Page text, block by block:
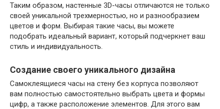
Таким образом, настенные 3D-часы отличаются не только
своей уникальной трехмерностью, но и разнообразием
цветов и форм. Выбирая такие часы, вы можете
подобрать идеальный вариант, который подчеркнет ваш
стиль и индивидуальность.
Создание своего уникального дизайна
Самоклеящиеся часы на стену без корпуса позволяют
вам полностью самостоятельно выбрать цвета и формы
цифр, а также расположение элементов. Для этого вам